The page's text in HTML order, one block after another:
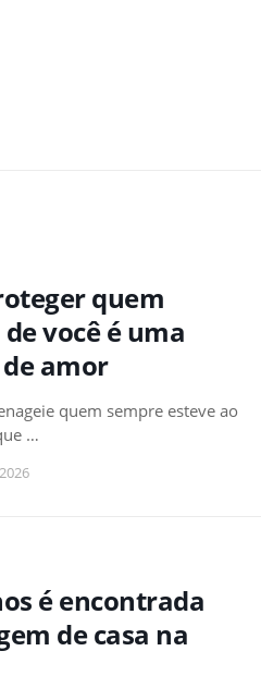
quem
você é uma
amor
quem sempre esteve ao
…
é encontrada
de casa na